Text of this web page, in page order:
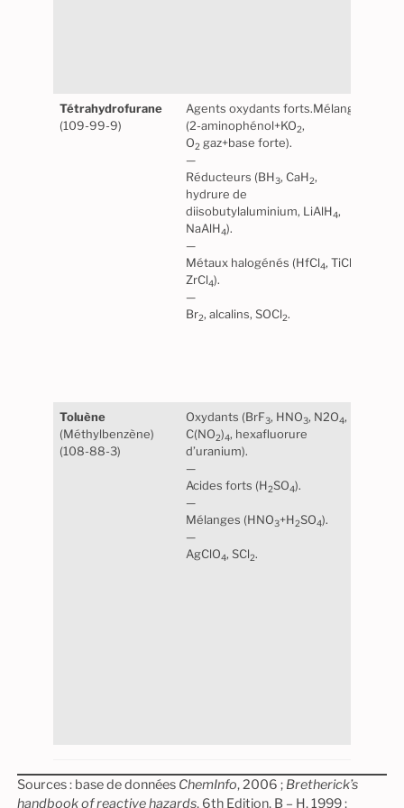
Tétrahydrofurane
(109-99-9)
Agents oxydants forts.Mélange
(2-aminophénol+KO2,
O2 gaz+base forte).
—
Réducteurs (BH3, CaH2,
hydrure de
diisobutylaluminium, LiAlH4,
NaAlH4).
—
Métaux halogénés (HfCl4, TiCl
ZrCl4).
—
Br2, alcalins, SOCl2.
Toluène
(Méthylbenzène)
(108-88-3)
Oxydants (BrF3, HNO3, N2O4,
C(NO2)4, hexafluorure
d’uranium).
—
Acides forts (H2SO4).
—
Mélanges (HNO3+H2SO4).
—
AgClO4, SCl2.
Sources : base de données ChemInfo, 2006 ; Bretherick’s
handbook of reactive hazards, 6th Edition, B – H, 1999 ;